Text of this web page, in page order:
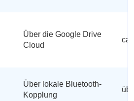
Über die Google Drive
Cloud
ca.
Über lokale Bluetooth-
Kopplung